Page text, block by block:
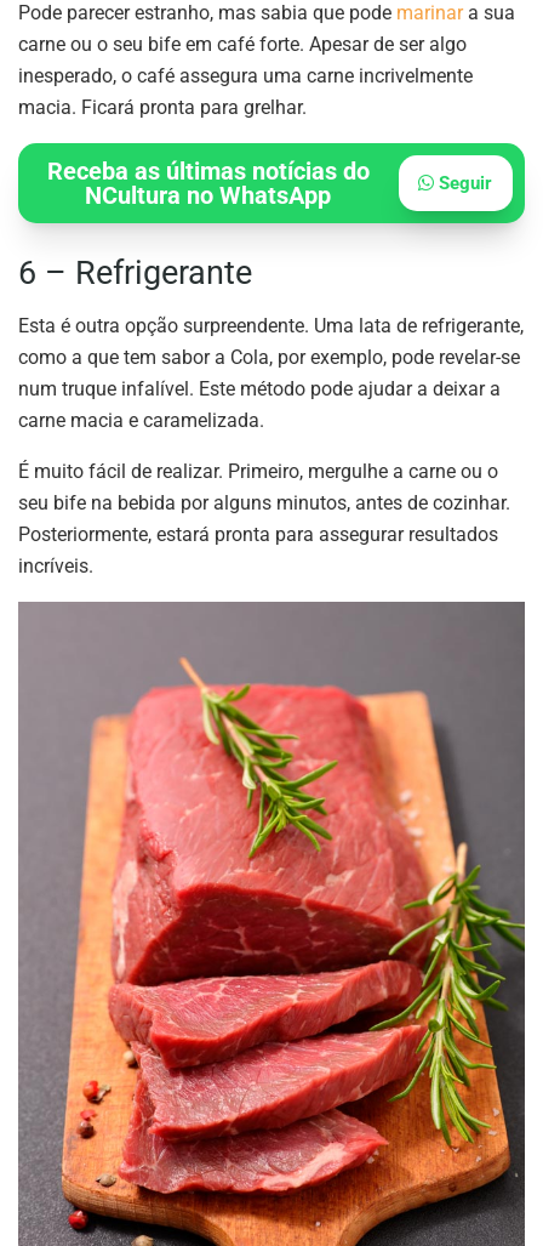
Pode parecer estranho, mas sabia que pode marinara sua
carne ou o seu bife em café forte. Apesar de ser algo
inesperado, o café assegura uma carne incrivelmente
macia. Ficará pronta para grelhar.
Receba as últimas notícias do
NCultura no WhatsApp
Seguir
6 – Refrigerante
Esta é outra opção surpreendente. Uma lata de refrigerante,
como a que tem sabor a Cola, por exemplo, pode revelar-se
num truque infalível. Este método pode ajudar a deixar a
carne macia e caramelizada.
É muito fácil de realizar. Primeiro, mergulhe a carne ou o
seu bife na bebida por alguns minutos, antes de cozinhar.
Posteriormente, estará pronta para assegurar resultados
incríveis.